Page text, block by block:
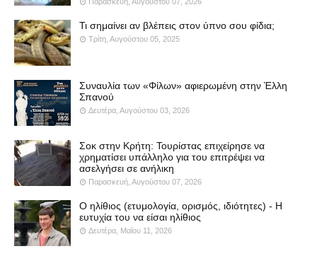
Τι σημαίνει αν βλέπεις στον ύπνο σου φίδια;
Τρίτη, Αυγούστου 05, 2025
Συναυλία των «Φίλων» αφιερωμένη στην Έλλη
Σπανού
Δευτέρα, Αυγούστου 03, 2026
Σοκ στην Κρήτη: Τουρίστας επιχείρησε να
χρηματίσει υπάλληλο για του επιτρέψει να
ασελγήσει σε ανήλικη
Παρασκευή, Αυγούστου 07, 2026
Ο ηλίθιος (ετυμολογία, ορισμός, ιδιότητες) - Η
ευτυχία του να είσαι ηλίθιος
Δευτέρα, Μαΐου 11, 2026